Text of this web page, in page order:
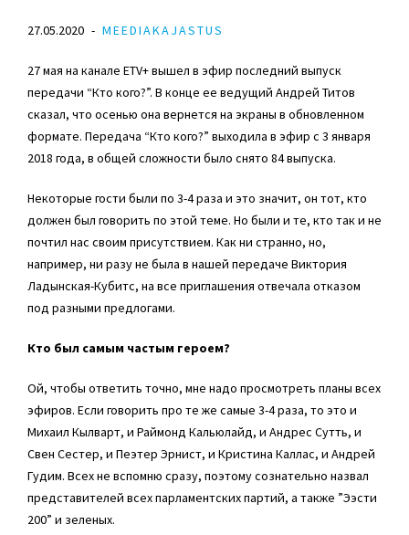
27.05.2020 MEEDIAKAJASTUS
27 мая на канале ETV+ вышел в эфир последний выпуск
передачи “Кто кого?”. В конце ее ведущий Андрей Титов
сказал, что осенью она вернется на экраны в обновленном
формате. Передача “Кто кого?” выходила в эфир с 3 января
2018 года, в общей сложности было снято 84 выпуска.
Некоторые гости были по 3-4 раза и это значит, он тот, кто
должен был говорить по этой теме. Но были и те, кто так и не
почтил нас своим присутствием. Как ни странно, но,
например, ни разу не была в нашей передаче Виктория
Ладынская-Кубитс, на все приглашения отвечала отказом
под разными предлогами.
Кто был самым частым героем?
Ой, чтобы ответить точно, мне надо просмотреть планы всех
эфиров. Если говорить про те же самые 3-4 раза, то это и
Михаил Кылварт, и Раймонд Кальюлайд, и Андрес Сутть, и
Свен Сестер, и Пеэтер Эрнист, и Кристина Каллас, и Андрей
Гудим. Всех не вспомню сразу, поэтому сознательно назвал
представителей всех парламентских партий, а также ”Ээсти
200” и зеленых.